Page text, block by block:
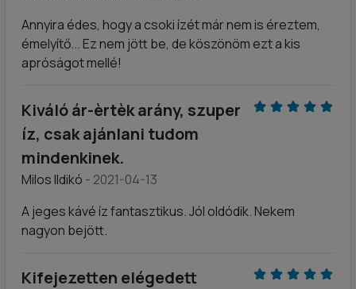
Annyira édes, hogy a csoki ízét már nem is éreztem,
émelyítő... Ez nem jött be, de köszönöm ezt a kis
apróságot mellé!
Kiváló ár-èrtèk arány, szuper
íz, csak ajánlani tudom
mindenkinek.
Milos Ildikó - 2021-04-13
A jeges kávé íz fantasztikus. Jól oldódik. Nekem
nagyon bejött.
Kifejezetten elégedett